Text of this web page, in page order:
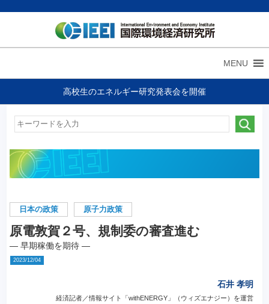
MENU
高校生のエネルギー研究発表会を開催
日本の政策 原子力政策
原電敦賀２号、規制委の審査進む
― 早期稼働を期待 ―
2023/12/04
石井 孝明
経済記者／情報サイト「withENERGY」（ウィズエナジー）を運営